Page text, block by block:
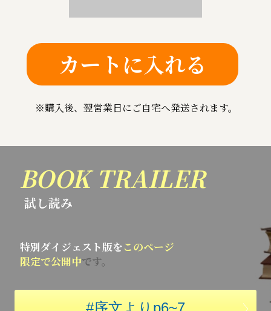
カートに入れる
※購入後、翌営業日にご自宅へ発送されます。
BOOK TRAILER
試し読み
特別ダイジェスト版をこのページ
限定で公開中です。
#序文よりp6~7